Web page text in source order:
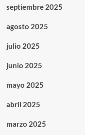
septiembre 2025
agosto 2025
julio 2025
junio 2025
mayo 2025
abril 2025
marzo 2025